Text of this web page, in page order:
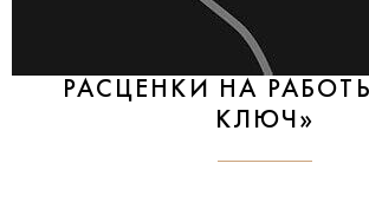
РАСЦЕНКИ НА
КЛЮЧ»